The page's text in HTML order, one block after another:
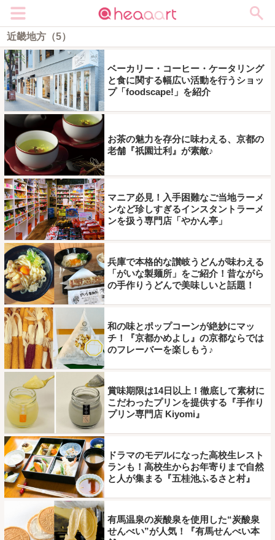
近畿地方（5）
ベーカリー・コーヒー・ケータリング
と食に関する幅広い活動を行うショッ
プ「foodscape!」を紹介
お茶の魅力を存分に味わえる、京都の
老舗『祇園辻利』が素敵♪
マニア必見！入手困難なご当地ラーメ
ンなど珍しすぎるインスタントラーメ
ンを扱う専門店「やかん亭」
兵庫で本格的な讃岐うどんが味わえる
「がいな製麺所」をご紹介！昔ながら
の手作りうどんで美味しいと話題！
和の味とポップコーンが絶妙にマッ
チ！『京都かめよし』の京都ならでは
のフレーバーを楽しもう♪
賞味期限は14日以上！徹底して素材に
こだわったプリンを提供する『手作り
プリン専門店 Kiyomi』
ドラマのモデルになった高校生レスト
ランも！高校生からお年寄りまで自然
と人が集まる『五桂池ふるさと村』
有馬温泉の炭酸泉を使用した“炭酸泉
せんべい”が人気！『有馬せんべい本